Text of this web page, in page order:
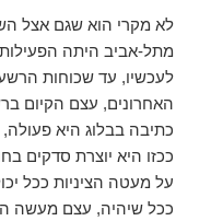
לא מקרי הוא שגם אצל
מתל-אביב היתה
לעכשיו, עד שכוחות
האחרונים, עצם הקיום
כתיבה בבלוג היא
ככזו היא יוצרת סדקים
על מעטה הציניות ככל
ככל שיהיה, עצם מעשה